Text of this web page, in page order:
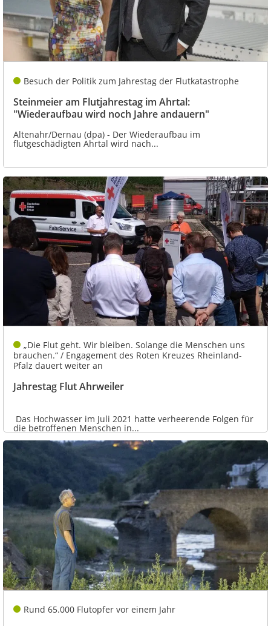
Besuch der Politik zum Jahrestag der Flutkatastrophe
Steinmeier am Flutjahrestag im Ahrtal:
"Wiederaufbau wird noch Jahre andauern"
Altenahr/Dernau (dpa) - Der Wiederaufbau im
flutgeschädigten Ahrtal wird nach...
„Die Flut geht. Wir bleiben. Solange die Menschen uns
brauchen.“ / Engagement des Roten Kreuzes Rheinland-
Pfalz dauert weiter an
Jahrestag Flut Ahrweiler
Das Hochwasser im Juli 2021 hatte verheerende Folgen für
die betroffenen Menschen in...
Rund 65.000 Flutopfer vor einem Jahr